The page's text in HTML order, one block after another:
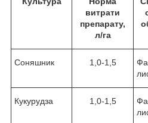
витрати
препарату,
л/га
Соняшник 1,0-1,5
Кукурудза 1,0-1,5